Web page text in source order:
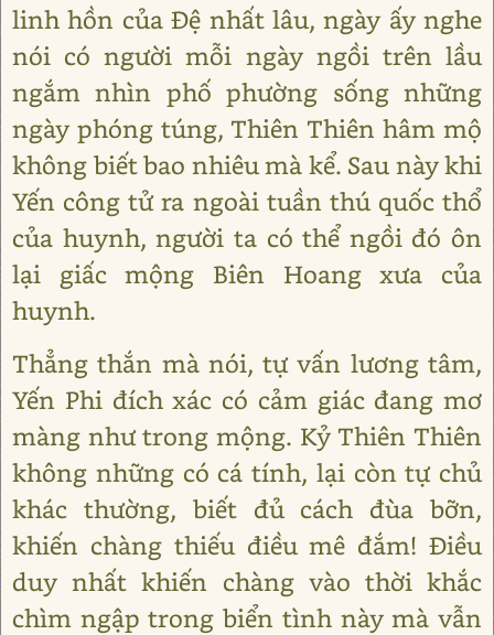
linh hồn của Đệ nhất lâu, ngày ấy nghe
nói có người mỗi ngày ngồi trên lầu
ngắm nhìn phố phường sống những
ngày phóng túng, Thiên Thiên hâm mộ
không biết bao nhiêu mà kể. Sau này khi
Yến công tử ra ngoài tuần thú quốc thổ
của huynh, người ta có thể ngồi đó ôn
lại giấc mộng Biên Hoang xưa của
huynh.
Thẳng thắn mà nói, tự vấn lương tâm,
Yến Phi đích xác có cảm giác đang mơ
màng như trong mộng. Kỷ Thiên Thiên
không những có cá tính, lại còn tự chủ
khác thường, biết đủ cách đùa bỡn,
khiến chàng thiếu điều mê đắm! Điều
duy nhất khiến chàng vào thời khắc
chìm ngập trong biển tình này mà vẫn